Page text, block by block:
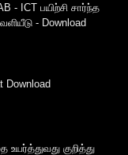
- ICT பயிற்சி சார்ந்த
- Download
Download
குறித்து